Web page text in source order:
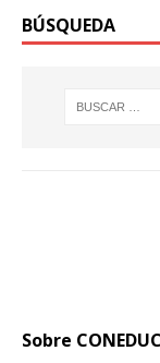
BÚSQUEDA
Sobre